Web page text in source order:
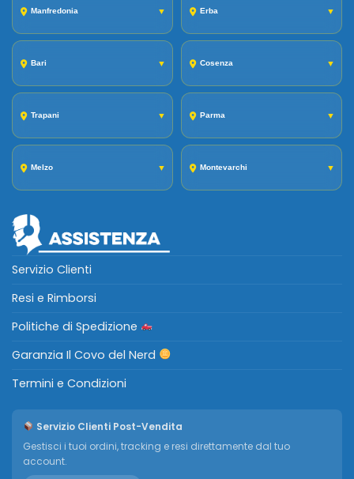
Manfredonia ▼ Erba ▼
Bari ▼ Cosenza ▼
Trapani ▼ Parma ▼
Melzo ▼ Montevarchi ▼
Servizio Clienti
Resi e Rimborsi
Politiche di Spedizione
Garanzia Il Covo del Nerd
Termini e Condizioni
Servizio Clienti Post-Vendita
Gestisci i tuoi ordini, tracking e resi direttamente dal tuo
account.